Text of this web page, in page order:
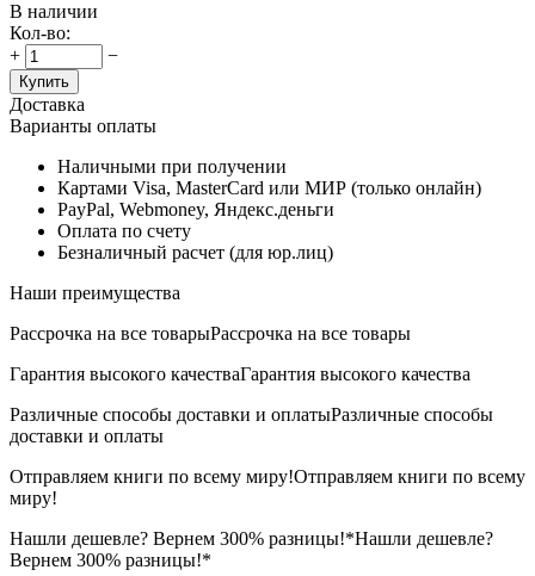
В наличии
Кол-во:
+
−
Купить
Доставка
Варианты оплаты
Наличными при получении
Картами Visa, MasterCard или МИР (только онлайн)
PayPal, Webmoney, Яндекс.деньги
Оплата по счету
Безналичный расчет (для юр.лиц)
Наши преимущества
Рассрочка на все товарыРассрочка на все товары
Гарантия высокого качестваГарантия высокого качества
Различные способы доставки и оплатыРазличные способы
доставки и оплаты
Отправляем книги по всему миру!Отправляем книги по всему
миру!
Нашли дешевле? Вернем 300% разницы!*Нашли дешевле?
Вернем 300% разницы!*